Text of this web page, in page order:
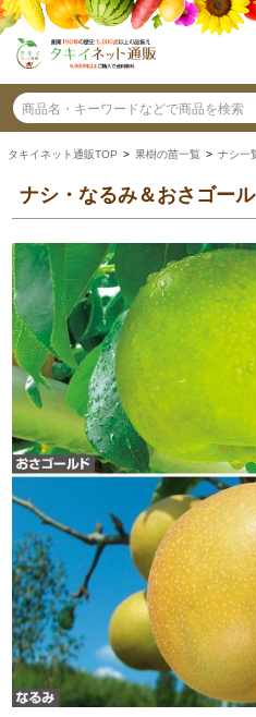
タキイネット通販TOP > 果樹の苗一覧 > ナシ一
ナシ・なるみ＆おさゴー